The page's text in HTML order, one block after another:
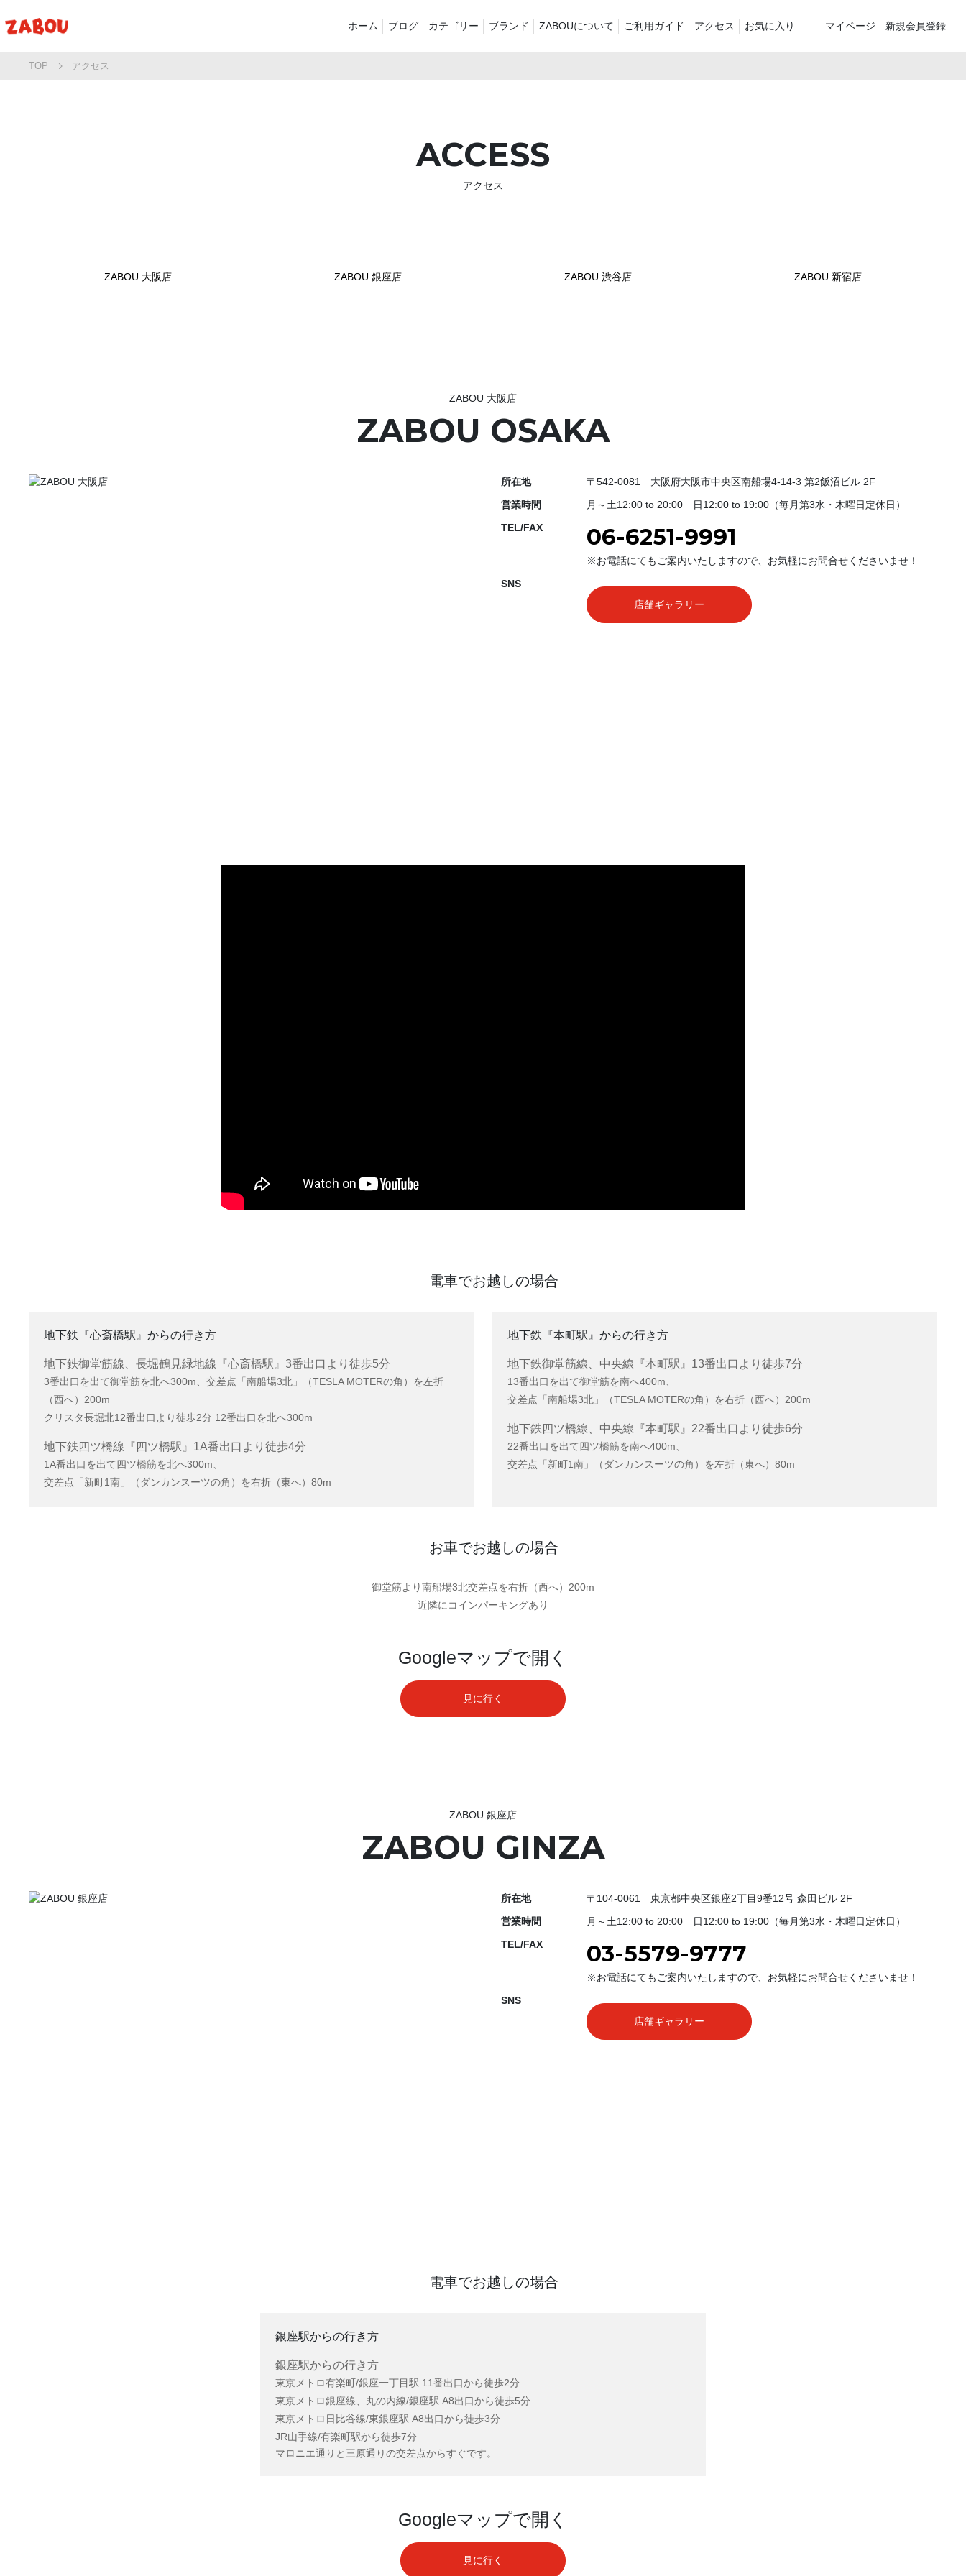
ホーム ブログ カテゴリー
ご奉仕品
ブランド ZABOUについて ご利用ガイド アクセス お気に入り マイページ 新規会員登録
TOP アクセス
ACCESS
アクセス
ZABOU 大阪店 ZABOU 銀座店 ZABOU 渋谷店 ZABOU 新宿店
ZABOU 大阪店
ZABOU OSAKA
所在地 〒542-0081 大阪府大阪市中央区南船場4-14-3 第2飯沼ビル 2F
営業時間 月～土12:00 to 20:00 日12:00 to 19:00（毎月第3水・木曜日定休日）
TEL/FAX 06-6251-9991
※お電話にてもご案内いたしますので、お気軽にお問合せくださいませ！
SNS
店舗ギャラリー
電車でお越しの場合
地下鉄『心斎橋駅』からの行き方
地下鉄御堂筋線、長堀鶴見緑地線『心斎橋駅』3番出口より徒歩5分
3番出口を出て御堂筋を北へ300m、交差点「南船場3北」（TESLA MOTERの角）を左折
（西へ）200m
クリスタ長堀北12番出口より徒歩2分 12番出口を北へ300m
地下鉄四ツ橋線『四ツ橋駅』1A番出口より徒歩4分
1A番出口を出て四ツ橋筋を北へ300m、
交差点「新町1南」（ダンカンスーツの角）を右折（東へ）80m
地下鉄『本町駅』からの行き方
地下鉄御堂筋線、中央線『本町駅』13番出口より徒歩7分
13番出口を出て御堂筋を南へ400m、
交差点「南船場3北」（TESLA MOTERの角）を右折（西へ）200m
地下鉄四ツ橋線、中央線『本町駅』22番出口より徒歩6分
22番出口を出て四ツ橋筋を南へ400m、
交差点「新町1南」（ダンカンスーツの角）を左折（東へ）80m
お車でお越しの場合
御堂筋より南船場3北交差点を右折（西へ）200m
近隣にコインパーキングあり
Googleマップで開く
見に行く
ZABOU 銀座店
ZABOU GINZA
所在地 〒104-0061 東京都中央区銀座2丁目9番12号 森田ビル 2F
営業時間 月～土12:00 to 20:00 日12:00 to 19:00（毎月第3水・木曜日定休日）
TEL/FAX 03-5579-9777
※お電話にてもご案内いたしますので、お気軽にお問合せくださいませ！
SNS
店舗ギャラリー
電車でお越しの場合
銀座駅からの行き方
銀座駅からの行き方
東京メトロ有楽町/銀座一丁目駅 11番出口から徒歩2分
東京メトロ銀座線、丸の内線/銀座駅 A8出口から徒歩5分
東京メトロ日比谷線/東銀座駅 A8出口から徒歩3分
JR山手線/有楽町駅から徒歩7分
マロニエ通りと三原通りの交差点からすぐです。
Googleマップで開く
見に行く